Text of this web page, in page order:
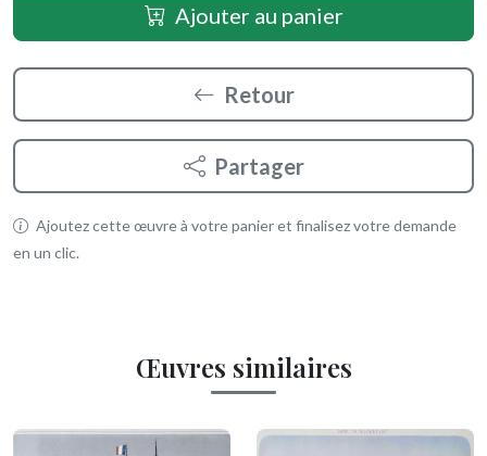
Ajouter au panier
Retour
Partager
Ajoutez cette œuvre à votre panier et finalisez votre demande
en un clic.
Œuvres similaires